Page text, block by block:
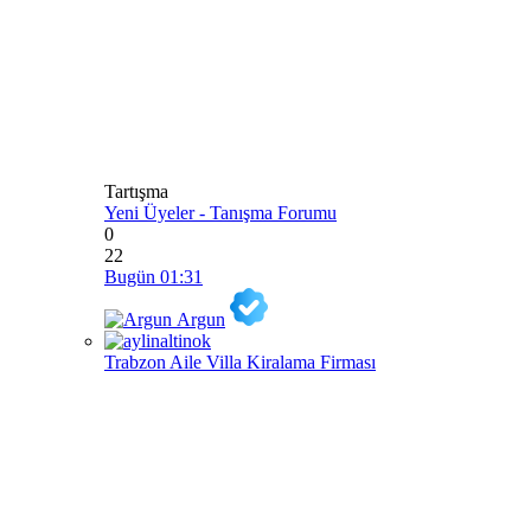
Tartışma
Yeni Üyeler - Tanışma Forumu
0
22
Bugün 01:31
Argun
Trabzon Aile Villa Kiralama Firması